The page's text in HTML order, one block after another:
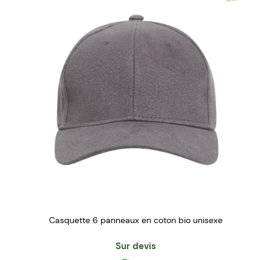
Casquette 6 panneaux en coton bio unisexe
Sur devis